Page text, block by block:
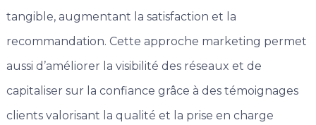
tangible, augmentant la satisfaction et la
recommandation. Cette approche marketing permet
aussi d’améliorer la visibilité des réseaux et de
capitaliser sur la confiance grâce à des témoignages
clients valorisant la qualité et la prise en charge